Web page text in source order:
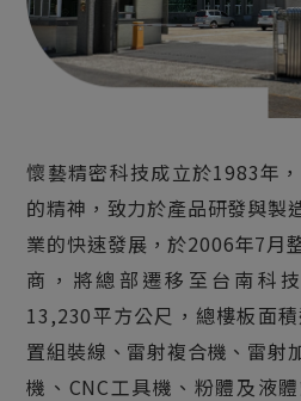
懷藝精密科技成立於1983年
的精神，致力於產品研發與製
業的快速發展，於2006年7月
商，將總部遷移至台南科
13,230平方公尺，總樓板面
置組裝線、雷射複合機、雷射
機、CNC工具機、粉體及液